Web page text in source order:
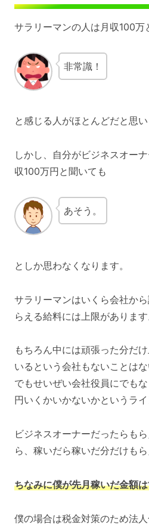
サラリーマンの人は月収100万
非常識！
と感じる人がほとんどだと思い
しかし、自分がビジネスオー
収100万円と聞いても
あそう。
としか思わなくなります。
サラリーマンはいくら会社か
らえる給料には上限があります
もちろん中には頑張った分だ
いるという会社もないことは
でもせいぜい会社役員にでも
円いくかいかないかというライ
ビジネスオーナーだったらも
ら、稼いだら稼いだ分だけもら
ちなみに僕が先月稼いだ金額
僕の場合は税金対策のため法